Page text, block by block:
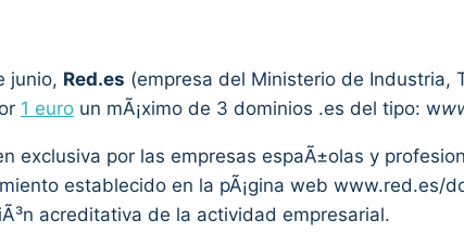
junio, Red.es (empresa del Ministerio de Industria,
1 euro un mÃ¡ximo de 3 dominios .es del tipo: w
exclusiva por las empresas espaÃ±olas y
establecido en la pÃ¡gina web www.red.es/
acreditativa de la actividad empresarial.